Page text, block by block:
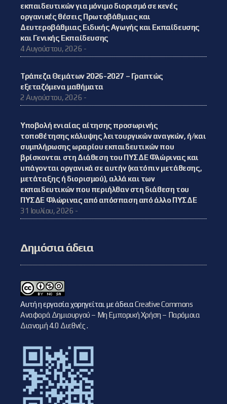
εκπαιδευτικών για μόνιμο διορισμό σε κενές
οργανικές θέσεις Πρωτοβάθμιας και
Δευτεροβάθμιας Ειδικής Αγωγής και Εκπαίδευσης
και Γενικής Εκπαίδευσης
4 Αυγούστου, 2026 -
Τράπεζα Θεμάτων 2026-2027 – Γραπτώς
εξεταζόμενα μαθήματα
2 Αυγούστου, 2026 -
Υποβολή ενιαίας αίτησης προσωρινής
τοποθέτησης κάλυψης λειτουργικών αναγκών, ή/και
συμπλήρωσης ωραρίου εκπαιδευτικών που
βρίσκονται στη Διάθεση του ΠΥΣΔΕ Φλώρινας και
υπάγονται οργανικά σε αυτήν (κατόπιν μετάθεσης,
μετάταξης ή διορισμού), αλλά και των
εκπαιδευτικών που περιήλθαν στη διάθεση του
ΠΥΣΔΕ Φλώρινας από απόσπαση από άλλο ΠΥΣΔΕ
31 Ιουλίου, 2026 -
Δημόσια άδεια
Αυτή η εργασία χορηγείται με άδειαCreative Commons
Αναφορά Δημιουργού – Μη Εμπορική Χρήση – Παρόμοια
Διανομή 4.0 Διεθνές.